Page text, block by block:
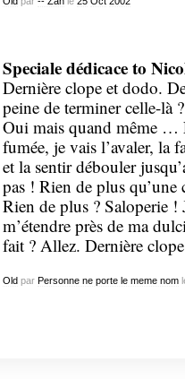
Speciale dédicace to
Dernière clope et dodo.
peine de terminer celle-là
Oui mais quand même …
fumée, je vais l’avaler, la
et la sentir débouler
pas ! Rien de plus
Rien de plus ? Saloperie !
m’étendre près de ma
fait ? Allez. Dernière
Old par Personne ne porte le meme nom